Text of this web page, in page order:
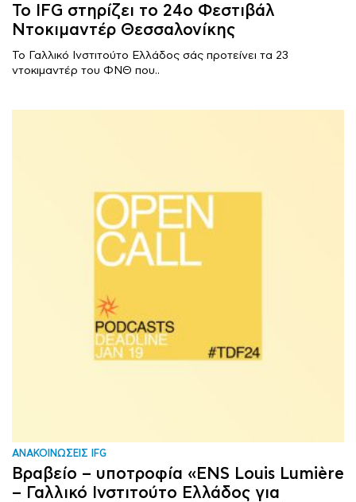
Το IFG στηρίζει το 24ο Φεστιβάλ
Ντοκιμαντέρ Θεσσαλονίκης
Το Γαλλικό Ινστιτούτο Ελλάδος σάς προτείνει τα 23
ντοκιμαντέρ του ΦΝΘ που..
ΑΝΑΚΟΙΝΩΣΕΙΣ IFG
Βραβείο – υποτροφία «ENS Louis Lumière
– Γαλλικό Ινστιτούτο Ελλάδος για